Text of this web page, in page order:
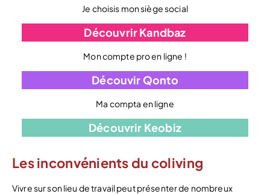
Je choisis mon siège social
Découvrir Kandbaz
Mon compte pro en ligne !
Découvir Qonto
Ma compta en ligne
Découvrir Keobiz
Les inconvénients du coliving
Vivre sur son lieu de travail peut présenter de nombreux